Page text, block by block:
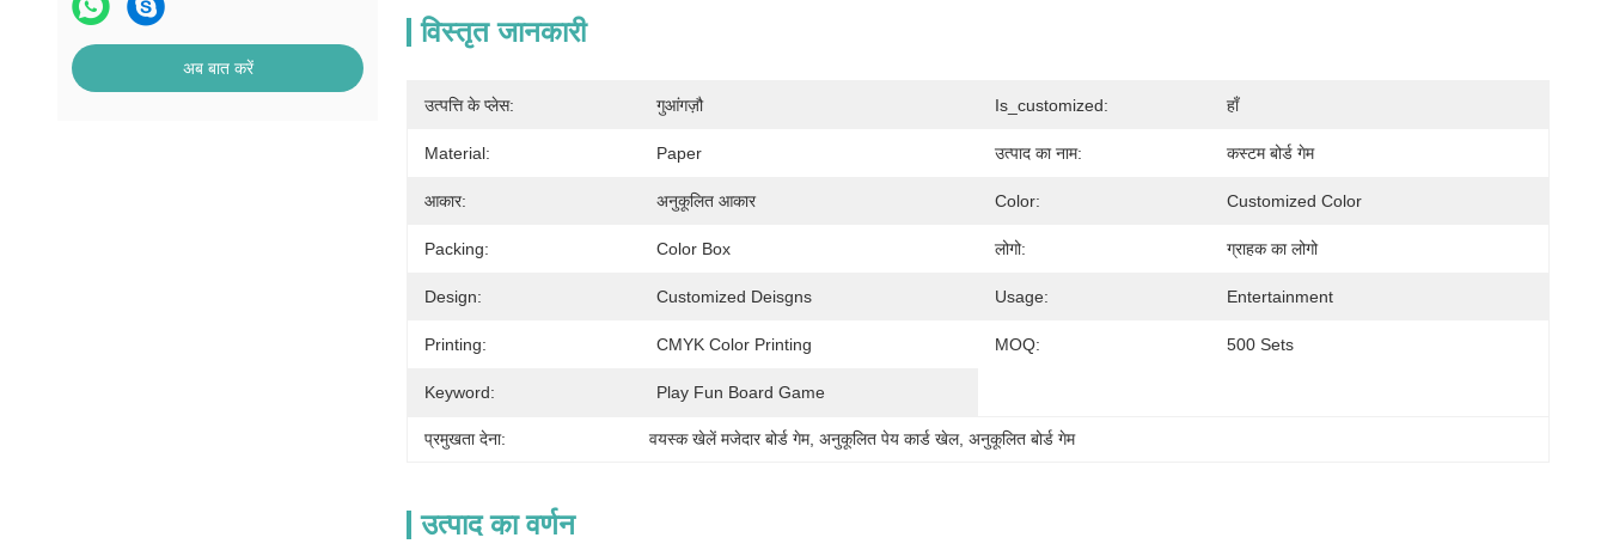
अब बात करें
विस्तृत जानकारी
उत्पत्ति के प्लेस: गुआंगज़ौ Is_customized: हाँ
Material: Paper उत्पाद का नाम: कस्टम बोर्ड गेम
आकार: अनुकूलित आकार Color: Customized Color
Packing: Color Box लोगो: ग्राहक का लोगो
Design: Customized Deisgns Usage: Entertainment
Printing: CMYK Color Printing MOQ: 500 Sets
Keyword: Play Fun Board Game
प्रमुखता देना: वयस्क खेलें मजेदार बोर्ड गेम, अनुकूलित पेय कार्ड खेल, अनुकूलित बोर्ड गेम
उत्पाद का वर्णन